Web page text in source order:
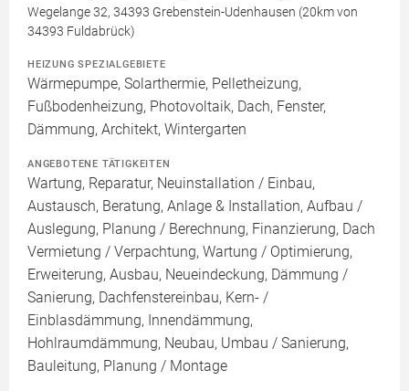
Wegelange 32, 34393 Grebenstein-Udenhausen (20km von
34393 Fuldabrück)
HEIZUNG SPEZIALGEBIETE
Wärmepumpe, Solarthermie, Pelletheizung,
Fußbodenheizung, Photovoltaik, Dach, Fenster,
Dämmung, Architekt, Wintergarten
ANGEBOTENE TÄTIGKEITEN
Wartung, Reparatur, Neuinstallation / Einbau,
Austausch, Beratung, Anlage & Installation, Aufbau /
Auslegung, Planung / Berechnung, Finanzierung, Dach
Vermietung / Verpachtung, Wartung / Optimierung,
Erweiterung, Ausbau, Neueindeckung, Dämmung /
Sanierung, Dachfenstereinbau, Kern- /
Einblasdämmung, Innendämmung,
Hohlraumdämmung, Neubau, Umbau / Sanierung,
Bauleitung, Planung / Montage